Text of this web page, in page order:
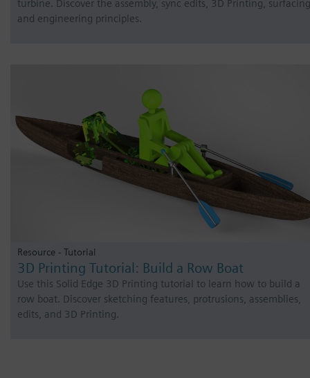
turbine. Discover the assembly, sync edits, 3D Printing, surfacing
and engineering principles.
Resource - Tutorial
3D Printing Tutorial: Build a Row Boat
Use this Solid Edge 3D Printing tutorial to learn how to build a
row boat. Discover sketching features, protrusions, assemblies,
edits, and 3D Printing.